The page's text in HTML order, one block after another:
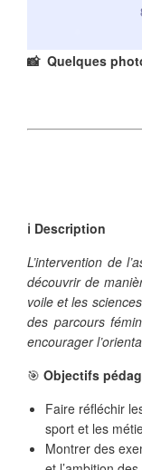
📸 Quelques
ℹ️ Description
L’intervention de
découvrir de
voile et les
des parcours
encourager
🎯 Objectifs
Faire réfléchir
sport et les
Montrer des